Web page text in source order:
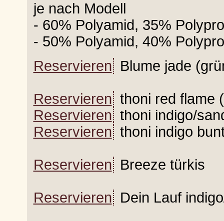
je nach Modell
- 60% Polyamid, 35%
- 50% Polyamid, 40%
Reservieren Blume jade
Reservieren thoni red flame
Reservieren thoni indigo/
Reservieren thoni indigo
Reservieren Breeze türkis
Reservieren Dein Lauf